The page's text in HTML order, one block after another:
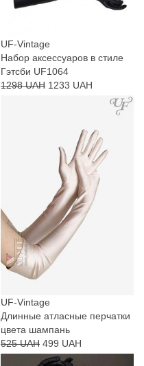
UF-Vintage
Набор аксессуаров в стиле
Гэтсби UF1064
1298 UAH 1233 UAH
UF-Vintage
Длинные атласные перчатки
цвета шампань
525 UAH 499 UAH